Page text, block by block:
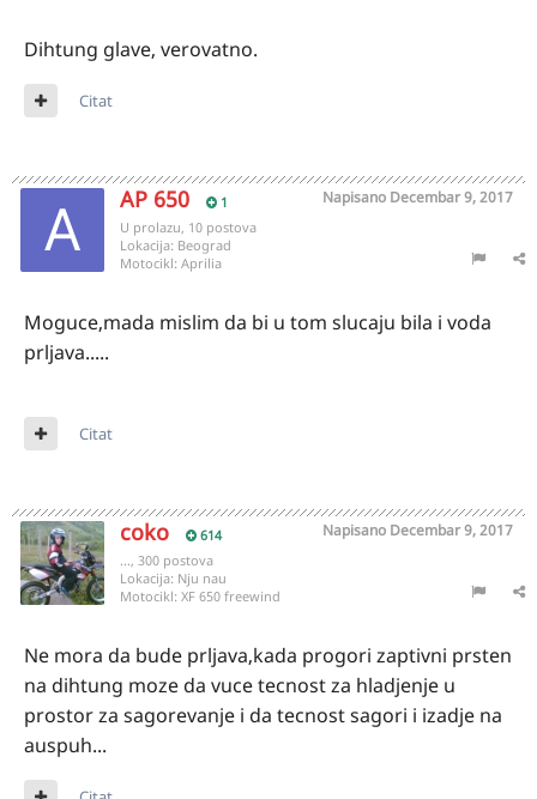
Dihtung glave, verovatno.
Citat
AP 650 1 Napisano Decembar 9, 2017
U prolazu, 10 postova
Lokacija: Beograd
Motocikl: Aprilia
Moguce,mada mislim da bi u tom slucaju bila i voda
prljava.....
Citat
coko 614 Napisano Decembar 9, 2017
..., 300 postova
Lokacija: Nju nau
Motocikl: XF 650 freewind
Ne mora da bude prljava,kada progori zaptivni prsten
na dihtung moze da vuce tecnost za hladjenje u
prostor za sagorevanje i da tecnost sagori i izadje na
auspuh...